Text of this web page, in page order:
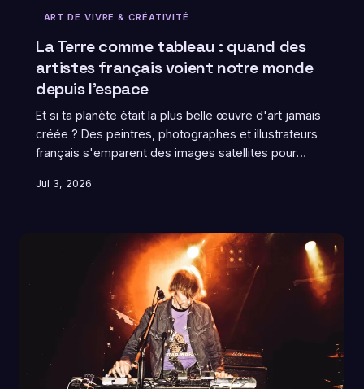
ART DE VIVRE & CRÉATIVITÉ
La Terre comme tableau : quand des
artistes français voient notre monde
depuis l'espace
Et si ta planète était la plus belle œuvre d'art jamais
créée ? Des peintres, photographes et illustrateurs
français s'emparent des images satellites pour
renversé qui change tout à la façon dont on habite le
Jul 3, 2026